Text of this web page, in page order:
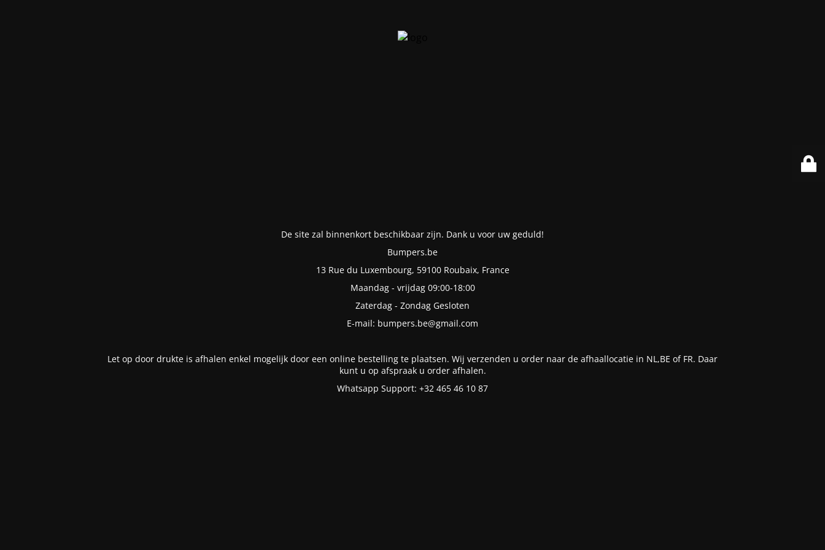
De site zal binnenkort beschikbaar zijn. Dank u voor uw geduld!
Bumpers.be
13 Rue du Luxembourg, 59100 Roubaix, France
Maandag - vrijdag 09:00-18:00
Zaterdag - Zondag Gesloten
E-mail: bumpers.be@gmail.com
Let op door drukte is afhalen enkel mogelijk door een online bestelling te plaatsen. Wij verzenden u order naar de afhaallocatie in NL,BE of FR. Daar
kunt u op afspraak u order afhalen.
Whatsapp Support: +32 465 46 10 87